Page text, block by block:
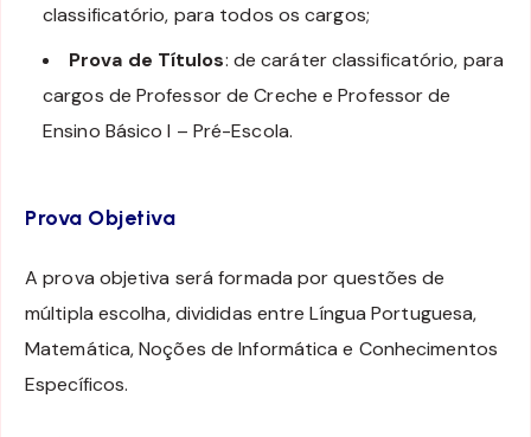
classificatório, para todos os cargos;
Prova de Títulos: de caráter classificatório, para
cargos de Professor de Creche e Professor de
Ensino Básico I – Pré-Escola.
Prova Objetiva
A prova objetiva será formada por questões de
múltipla escolha, divididas entre Língua Portuguesa,
Matemática, Noções de Informática e Conhecimentos
Específicos.